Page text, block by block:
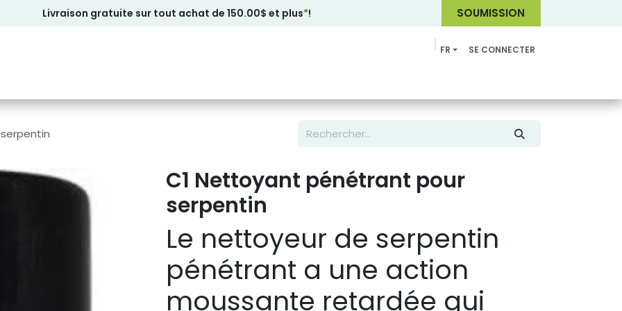
Livraison gratuite sur tout achat de 150.00$ et plus*! SOUMISSION
FR SE CONNECTER
C1 Nettoyant pénétrant pour
serpentin
Le nettoyeur de serpentin
pénétrant a une action
moussante retardée qui